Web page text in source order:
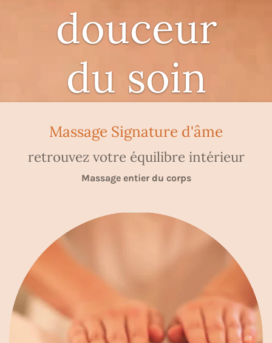
douceur
du soin
Massage Signature d'âme
retrouvez votre équilibre intérieur
Massage entier du corps